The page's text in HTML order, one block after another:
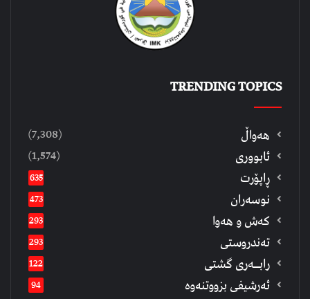
TRENDING TOPICS
هەواڵ (7,308)
ئابووری (1,574)
ڕاپۆرت 635
نوسەران 473
كەش و هەوا 293
تەندروستی 293
رابــه‌ری گشتی 122
ئەرشیفى بزووتنەوە 94